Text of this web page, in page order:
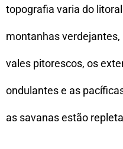
topografia varia do
montanhas
vales pitorescos, os
ondulantes e as
as savanas estão